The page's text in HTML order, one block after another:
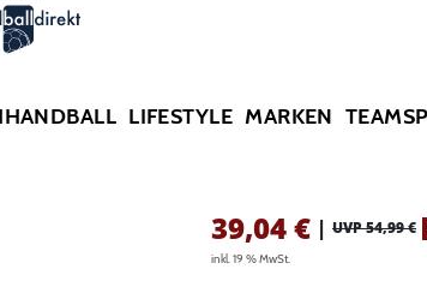
LIFESTYLE MARKEN
39,04€ | UVP 54,99 €
inkl. 19 % MwSt.